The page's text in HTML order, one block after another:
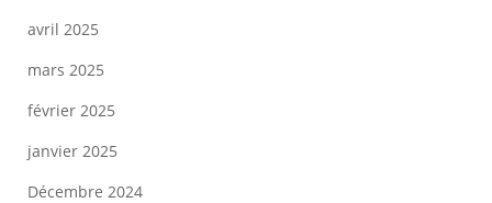
avril 2025
mars 2025
février 2025
janvier 2025
Décembre 2024